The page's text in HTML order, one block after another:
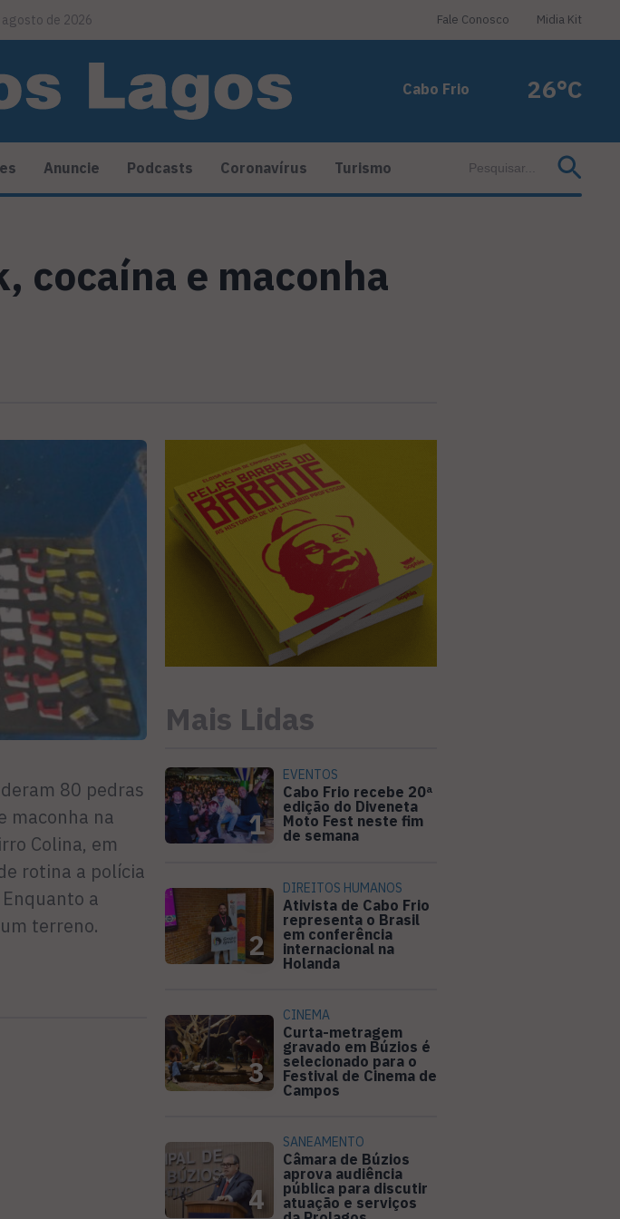
de 2026 Fale Conosco Midia Kit
Cabo Frio 26°C
Anuncie Podcasts Coronavírus Turismo
cocaína e maconha
80 pedras
maconha na
Colina, em
rotina a polícia
a
terreno.
Mais Lidas
1
EVENTOS
Cabo Frio recebe 20ª
edição do Diveneta
Moto Fest neste fim
de semana
2
DIREITOS HUMANOS
Ativista de Cabo Frio
representa o Brasil
em conferência
internacional na
Holanda
3
CINEMA
Curta-metragem
gravado em Búzios é
selecionado para o
Festival de Cinema de
Campos
4
SANEAMENTO
Câmara de Búzios
aprova audiência
pública para discutir
atuação e serviços